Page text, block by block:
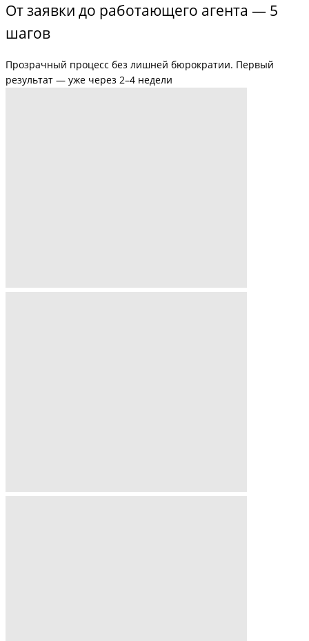
От заявки до работающего агента — 5
шагов
Прозрачный процесс без лишней бюрократии. Первый
результат — уже через 2–4 недели